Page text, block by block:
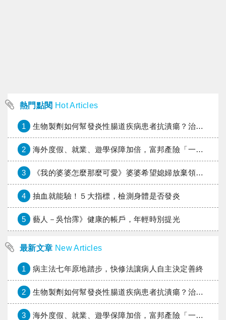
熱門點閱 Hot Articles
1 生物製劑如何幫發炎性腸道疾病患者抗潰瘍？治療進展與健保給付困境一次看
2 海外度假、就業、遊學保障加倍，富邦產險「一期逐夢」專案加碼遠距醫療與緊急救援
3 《我的婆婆怎麼那麼可愛》婆婆希望媳婦放棄領取已故兒子身故理賠金，可以這樣做嗎？
4 抽血就能驗！５大指標，檢測身體是否發炎
5 藝人－吳怡霈》健康的帳戶，年輕時別提光
最新文章 New Articles
1 病主法七年原地踏步，快修法讓病人自主決定善終
2 生物製劑如何幫發炎性腸道疾病患者抗潰瘍？治療進展與健保給付困境一次看
3 海外度假、就業、遊學保障加倍，富邦產險「一期逐夢」專案加碼遠距醫療與緊急救援